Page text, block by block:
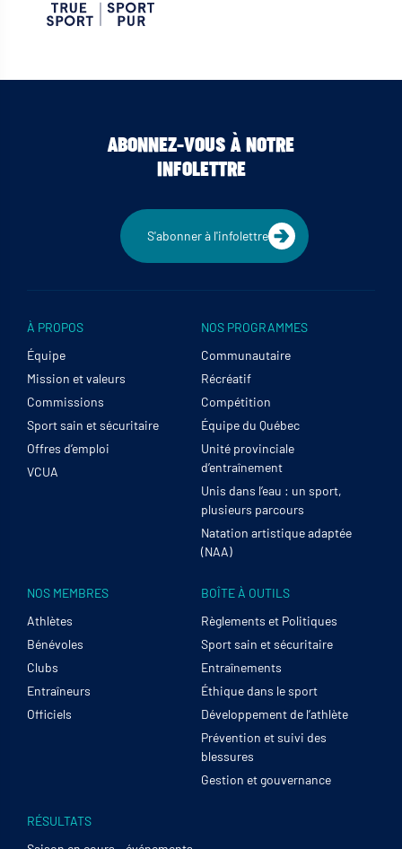
ABONNEZ-VOUS À NOTRE
INFOLETTRE
S'abonner à l'infolettre
À PROPOS
Équipe
Mission et valeurs
Commissions
Sport sain et sécuritaire
Offres d’emploi
VCUA
NOS PROGRAMMES
Communautaire
Récréatif
Compétition
Équipe du Québec
Unité provinciale
d’entraînement
Unis dans l’eau : un sport,
plusieurs parcours
Natation artistique adaptée
(NAA)
NOS MEMBRES
Athlètes
Bénévoles
Clubs
Entraîneurs
Officiels
BOÎTE À OUTILS
Règlements et Politiques
Sport sain et sécuritaire
Entraînements
Éthique dans le sport
Développement de l’athlète
Prévention et suivi des
blessures
Gestion et gouvernance
RÉSULTATS